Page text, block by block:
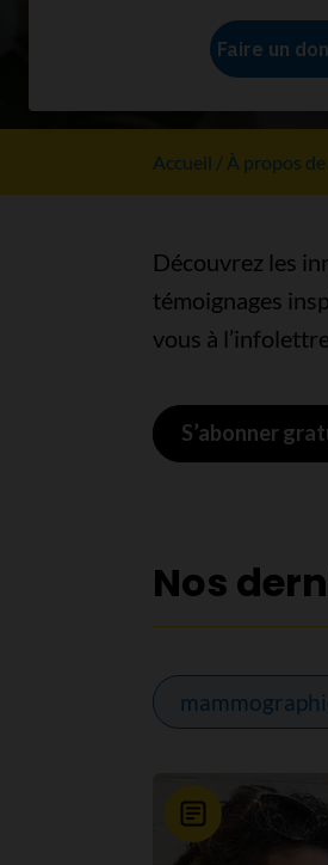
Découvrez
Accueil À propos
Découvrez les
témoignages
vous à
S’abonner
Nos
Nouvelle